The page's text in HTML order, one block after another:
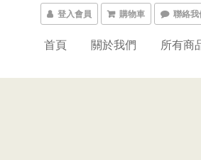
登入會員 購物車 聯絡我
首頁 關於我們 所有商